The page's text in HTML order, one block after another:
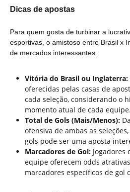
Dicas de apostas
Para quem gosta de turbinar a
esportivas, o amistoso entre Brasil x
de mercados interessantes:
Vitória do Brasil ou Inglaterra:
oferecidas pelas casas de
cada seleção, considerando o
momento atual de cada equipe.
Total de Gols (Mais/Menos):
ofensiva de ambas as
gols pode ser uma aposta
Marcadores de Gol: Jogadores
equipe oferecem odds
marcadores específicos de gol